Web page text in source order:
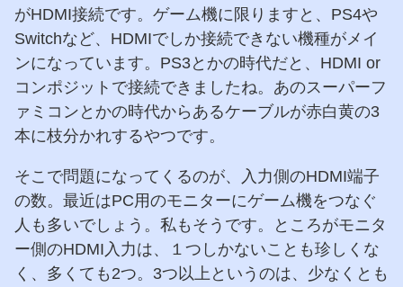
がHDMI接続です。ゲーム機に限りますと、PS4や
Switchなど、HDMIでしか接続できない機種がメイ
ンになっています。PS3とかの時代だと、HDMI or
コンポジットで接続できましたね。あのスーパーフ
ァミコンとかの時代からあるケーブルが赤白黄の3
本に枝分かれするやつです。
そこで問題になってくるのが、入力側のHDMI端子
の数。最近はPC用のモニターにゲーム機をつなぐ
人も多いでしょう。私もそうです。ところがモニタ
ー側のHDMI入力は、１つしかないことも珍しくな
く、多くても2つ。3つ以上というのは、少なくとも